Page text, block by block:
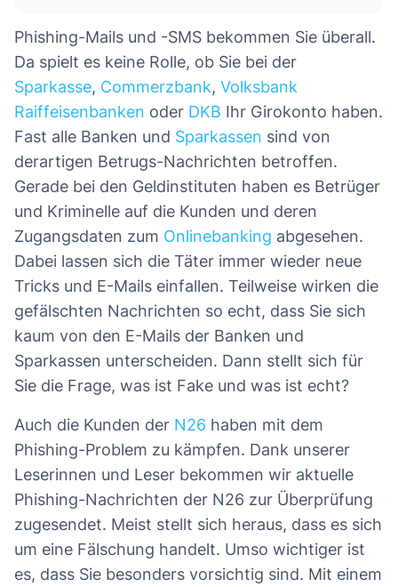
Phishing-Mails und -SMS bekommen Sie überall.
Da spielt es keine Rolle, ob Sie bei der
Sparkasse, Commerzbank, Volksbank
Raiffeisenbanken oder DKB Ihr Girokonto haben.
Fast alle Banken und Sparkassen sind von
derartigen Betrugs-Nachrichten betroffen.
Gerade bei den Geldinstituten haben es Betrüger
und Kriminelle auf die Kunden und deren
Zugangsdaten zum Onlinebanking abgesehen.
Dabei lassen sich die Täter immer wieder neue
Tricks und E-Mails einfallen. Teilweise wirken die
gefälschten Nachrichten so echt, dass Sie sich
kaum von den E-Mails der Banken und
Sparkassen unterscheiden. Dann stellt sich für
Sie die Frage, was ist Fake und was ist echt?
Auch die Kunden der N26 haben mit dem
Phishing-Problem zu kämpfen. Dank unserer
Leserinnen und Leser bekommen wir aktuelle
Phishing-Nachrichten der N26 zur Überprüfung
zugesendet. Meist stellt sich heraus, dass es sich
um eine Fälschung handelt. Umso wichtiger ist
es, dass Sie besonders vorsichtig sind. Mit einem